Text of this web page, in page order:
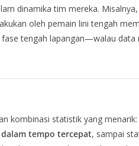
dinamika tim mereka.
oleh pemain lini tengah
tengah lapangan—walau data
kombinasi statistik yang
tempo tercepat, sampai